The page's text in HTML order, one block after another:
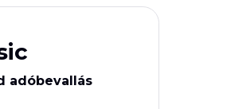
adóbevallás